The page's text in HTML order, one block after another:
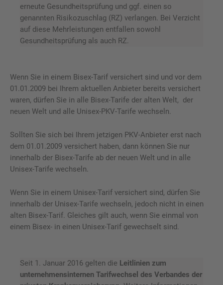
erneute Gesundheitsprüfung und ggf. einen so
genannten Risikozuschlag (RZ) verlangen. Bei Verzicht
auf diese Mehrleistungen entfallen sowohl
Gesundheitsprüfung als auch RZ.
Wenn Sie in einem Bisex-Tarif versichert sind und vor dem
01.01.2009 bei Ihrem aktuellen Anbieter bereits versichert
waren, dürfen Sie in alle Bisex-Tarife der alten Welt, der
neuen Welt und alle Unisex-PKV-Tarife wechseln.
Sollten Sie sich bei Ihrem jetzigen PKV-Anbieter erst nach
dem 01.01.2009 versichert haben, dann können Sie nur
innerhalb der Bisex-Tarife ab der neuen Welt und in alle
Unisex-Tarife wechseln.
Wenn Sie in einem Unisex-Tarif versichert sind, dürfen Sie
innerhalb der Unisex-Tarife wechseln, jedoch nicht in einen
alten Bisex-Tarif. Gleiches gilt auch, wenn Sie einmal von
einem Bisex- in einen Unisex-Tarif gewechselt sind.
Seit 1. Januar 2016 gelten die Leitlinien zum
unternehmensinternen Tarifwechsel des Verbandes der